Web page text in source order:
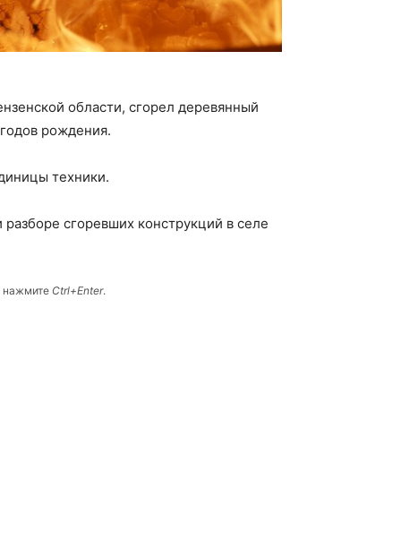
области, сгорел деревянный
рождения.
техники.
сгоревших конструкций в селе
нажмите Ctrl+Enter.